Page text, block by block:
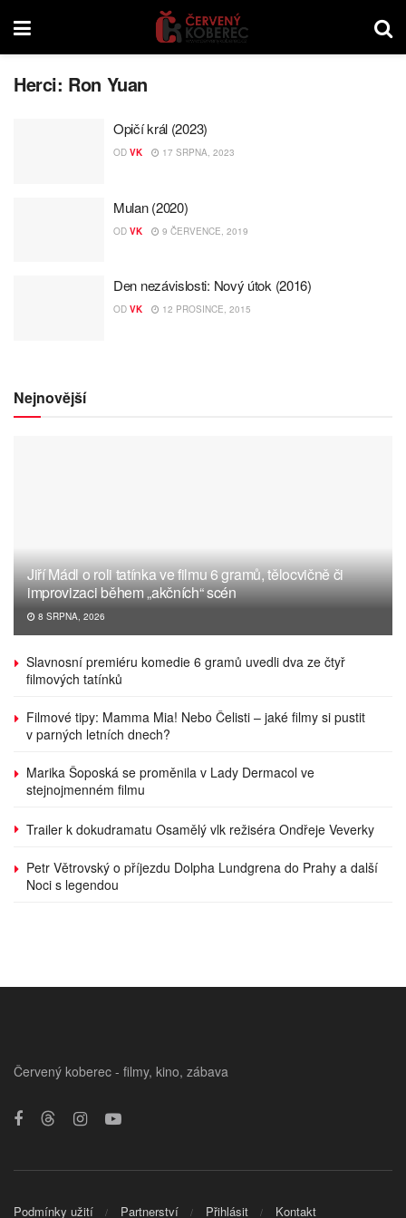
Herci: Ron Yuan
Opičí král (2023)
OD VK 17 SRPNA, 2023
Mulan (2020)
OD VK 9 ČERVENCE, 2019
Den nezávislosti: Nový útok (2016)
OD VK 12 PROSINCE, 2015
Nejnovější
Jiří Mádl o roli tatínka ve filmu 6 gramů, tělocvičně či
improvizaci během „akčních“ scén
8 SRPNA, 2026
Slavnosní premiéru komedie 6 gramů uvedli dva ze čtyř
filmových tatínků
Filmové tipy: Mamma Mia! Nebo Čelisti – jaké filmy si pustit
v parných letních dnech?
Marika Šoposká se proměnila v Lady Dermacol ve
stejnojmenném filmu
Trailer k dokudramatu Osamělý vlk režiséra Ondřeje Veverky
Petr Větrovský o příjezdu Dolpha Lundgrena do Prahy a další
Noci s legendou
Červený koberec - filmy, kino, zábava
Podmínky užití Partnerství Přihlásit Kontakt